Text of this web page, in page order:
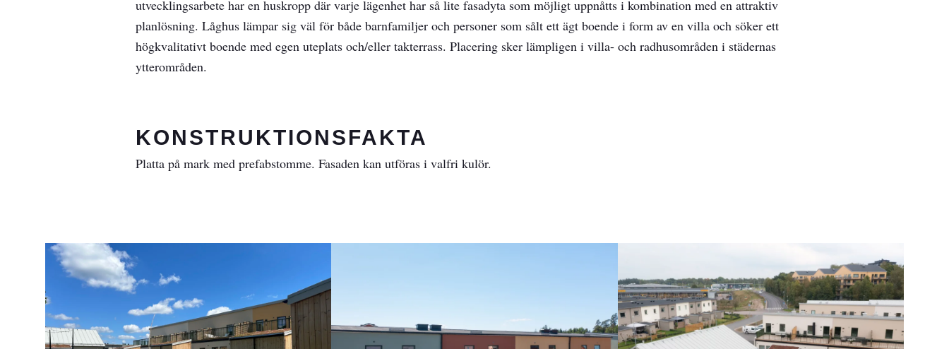
utvecklingsarbete har en huskropp där varje lägenhet har så lite fasadyta som möjligt uppnåtts i kombination med en attraktiv
planlösning. Låghus lämpar sig väl för både barnfamiljer och personer som sålt ett ägt boende i form av en villa och söker ett
högkvalitativt boende med egen uteplats och/eller takterrass. Placering sker lämpligen i villa- och radhusområden i städernas
ytterområden.
KONSTRUKTIONSFAKTA
Platta på mark med prefabstomme. Fasaden kan utföras i valfri kulör.